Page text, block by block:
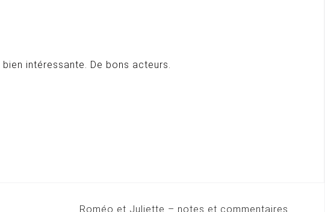
intéressante. De bons acteurs.
Roméo et Juliette – notes et commentaires